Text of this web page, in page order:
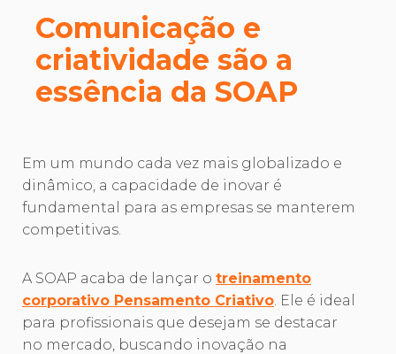
Comunicação e
criatividade são a
essência da SOAP
Em um mundo cada vez mais globalizado e
dinâmico, a capacidade de inovar é
fundamental para as empresas se manterem
competitivas.
A SOAP acaba de lançar o treinamento
corporativo Pensamento Criativo. Ele é ideal
para profissionais que desejam se destacar
no mercado, buscando inovação na